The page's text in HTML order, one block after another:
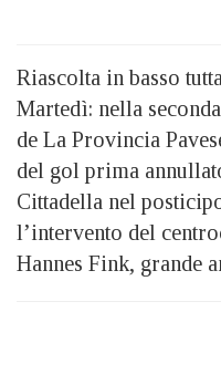
Riascolta in basso
Martedì: nella
de La Provincia
del gol prima
Cittadella nel
l’intervento del
Hannes Fink, grande